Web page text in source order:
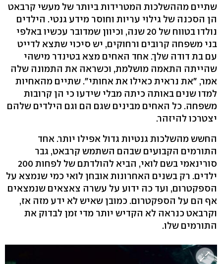
שתיים מההשלכות המטרידות ביותר של מעשי קרבאט
הן הסכנה של גילוי עריות וחוסר מידע גנטי. הילדים
נולדו בטווח של 20 שנה, וכיוון שמדובר עכשיו באלפי
בני משפחה קרובים ורחוקים, יש סיכוי שתצא לדייט
עם בת דודה שלך. אחד האחים מצא בטינדר מישהי
שהייתה התאמה מושלמת, וכשראה את התמונה שלה
אמר, "את נראית כאילו את אחותי". שתיים מהאחיות
למדו שנים באותה כיתה מבלי שידעו כי הן קרובות
משפחה. כל האחים מבינים שגם הם וגם הילדים שלהם
יצטרכו להיזהר.
החשש מהשלכות גנטיות גדול אפילו יותר. אחד
התורמים הקבועים שבהם השתמש קרבאט, גבר
סורינאמי בשם לואי, הביא להולדתם של לפחות 200
ילדים. רק בשנים האחרונות אובחן לואי כמי שנמצא על
הספקטרום, ועד כה ידוע על עשרה צאצאים שנמצאים
אף הם על הספקטרום. כמובן שאיש לא ידע מזה אז,
וקרבאט כנראה לא הקדיש יותר מדי זמן לבדוק את
התורמים שלו.